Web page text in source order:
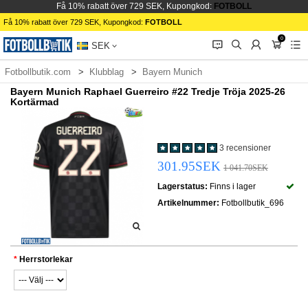
Få 10% rabatt över 729 SEK, Kupongkod: FOTBOLL
Få 10% rabatt över 729 SEK, Kupongkod: FOTBOLL
SEK 󰂱 󰂨 󰃳
0
󰃦 󰃖
Fotbollbutik.com Klubblag Bayern Munich
Bayern Munich Raphael Guerreiro #22 Tredje Tröja 2025-26
Kortärmad
3 recensioner
301.95SEK 1 041.70SEK
Lagerstatus: Finns i lager
Artikelnummer: Fotbollbutik_696
Herrstorlekar